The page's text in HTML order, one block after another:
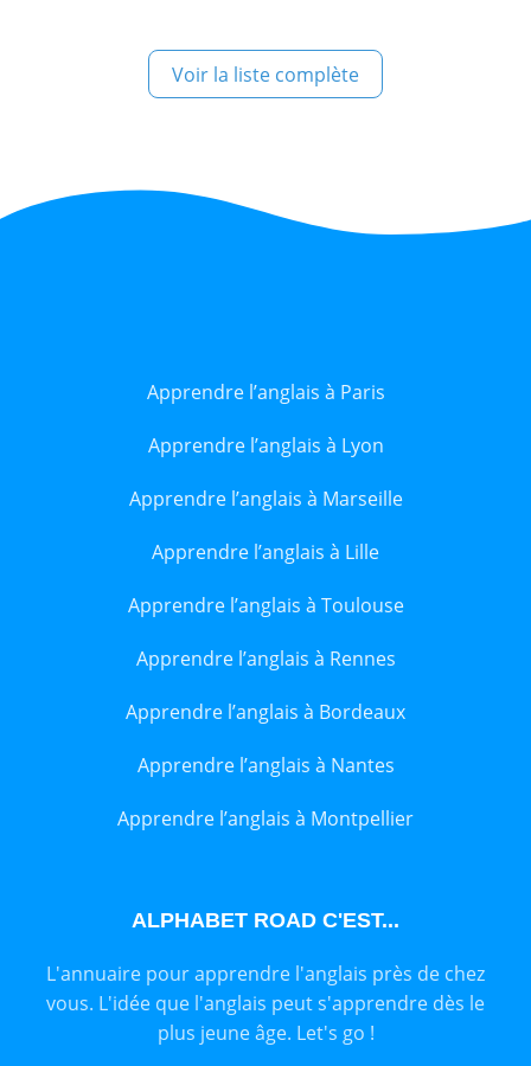
Voir la liste complète
Apprendre l’anglais à Paris
Apprendre l’anglais à Lyon
Apprendre l’anglais à Marseille
Apprendre l’anglais à Lille
Apprendre l’anglais à Toulouse
Apprendre l’anglais à Rennes
Apprendre l’anglais à Bordeaux
Apprendre l’anglais à Nantes
Apprendre l’anglais à Montpellier
ALPHABET ROAD C'EST...
L'annuaire pour apprendre l'anglais près de chez
vous. L'idée que l'anglais peut s'apprendre dès le
plus jeune âge. Let's go !